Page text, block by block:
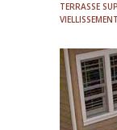
TERRASSE